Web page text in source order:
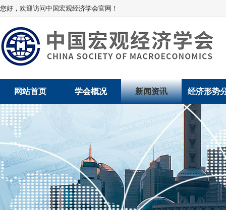
您好，欢迎访问中国宏观经济学会官网！
网站首页 学会概况
学术委员会
学会领导
组织机构
新闻资讯
党建动态
学会动态
会员动态
经济形势
经济数据
数说经济
经济运行与
产业发展